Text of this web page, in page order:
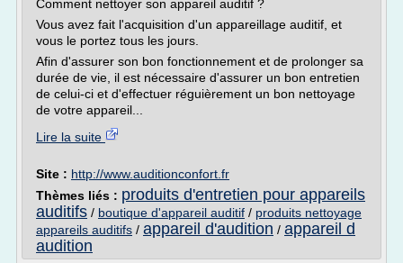
Comment nettoyer son appareil auditif ?
Vous avez fait l'acquisition d'un appareillage auditif, et
vous le portez tous les jours.
Afin d'assurer son bon fonctionnement et de prolonger sa
durée de vie, il est nécessaire d'assurer un bon entretien
de celui-ci et d'effectuer réguièrement un bon nettoyage
de votre appareil...
Lire la suite
Site : http://www.auditionconfort.fr
Thèmes liés : produits d'entretien pour appareils
auditifs / boutique d'appareil auditif / produits nettoyage
appareils auditifs / appareil d'audition / appareil d
audition